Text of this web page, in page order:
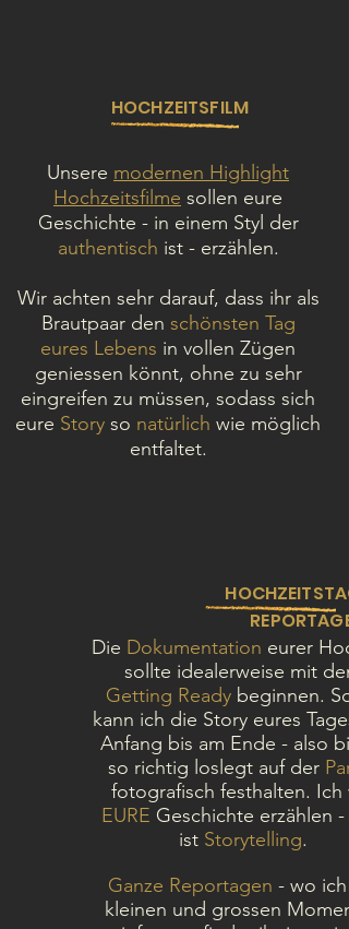
HOCHZEITSFILM
Unsere modernen Highlight
Hochzeitsfilme sollen eure
Geschichte - in einem Styl der
authentisch ist - erzählen.
Wir achten sehr darauf, dass ihr als
Brautpaar den schönsten Tag
eures Lebens in vollen Zügen
geniessen könnt, ohne zu sehr
eingreifen zu müssen, sodass sich
eure Story so natürlich wie möglich
entfaltet.
REPORTAGE
Die Dokumentation eurer
sollte idealerweise mit dem
Getting Ready beginnen.
kann ich die Story eures
Anfang bis am Ende - also
so richtig loslegt auf der
fotografisch festhalten. Ich
EURE Geschichte erzählen -
ist Storytelling.
Ganze Reportagen - wo ich
kleinen und grossen